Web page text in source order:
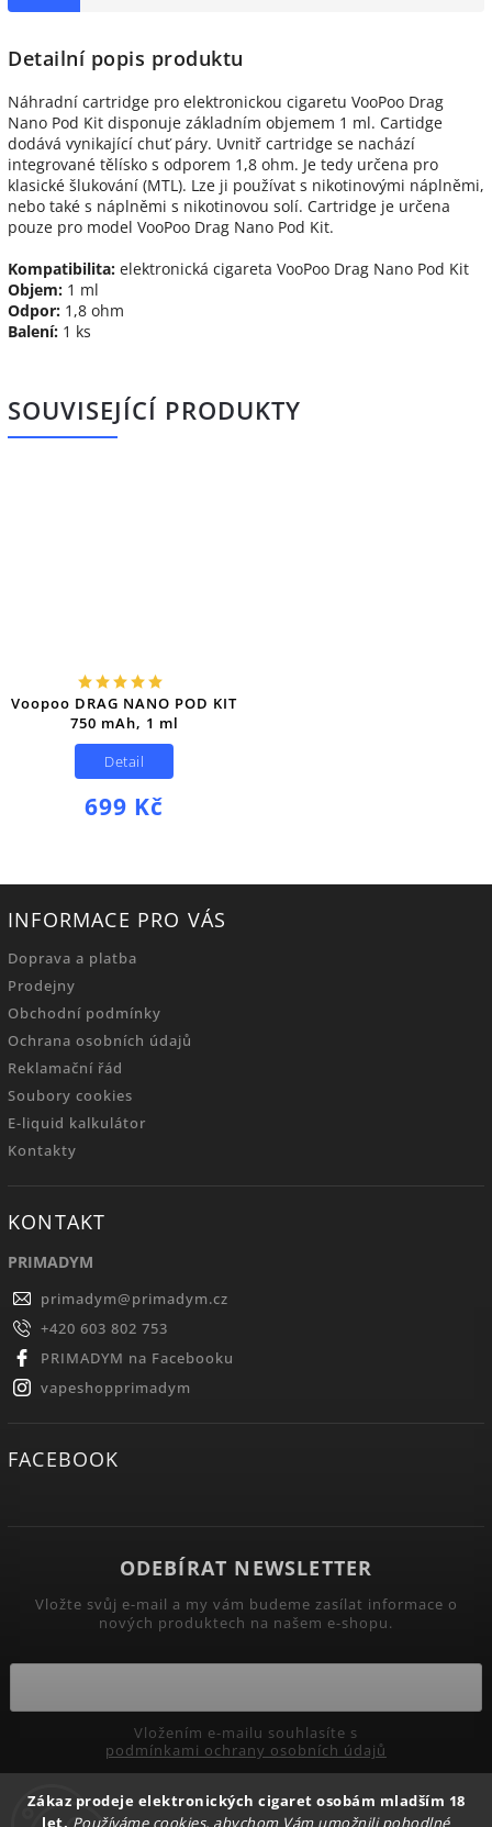
Zákaz prodeje elektronických cigaret osobám mladším 18
let. Používáme cookies, abychom Vám umožnili pohodlné
Detailní popis produktu
Náhradní cartridge pro elektronickou cigaretu VooPoo Drag
Nano Pod Kit disponuje základním objemem 1 ml. Cartidge
dodává vynikající chuť páry. Uvnitř cartridge se nachází
integrované tělísko s odporem 1,8 ohm. Je tedy určena pro
klasické šlukování (MTL). Lze ji používat s nikotinovými náplněmi,
nebo také s náplněmi s nikotinovou solí. Cartridge je určena
pouze pro model VooPoo Drag Nano Pod Kit.
Kompatibilita: elektronická cigareta VooPoo Drag Nano Pod Kit
Objem: 1 ml
Odpor: 1,8 ohm
Balení: 1 ks
SOUVISEJÍCÍ PRODUKTY
Voopoo DRAG NANO POD KIT
750 mAh, 1 ml
699 Kč
Detail
INFORMACE PRO VÁS
Doprava a platba
Prodejny
Obchodní podmínky
Ochrana osobních údajů
Reklamační řád
Soubory cookies
E-liquid kalkulátor
Kontakty
KONTAKT
PRIMADYM
primadym@primadym.cz
+420 603 802 753
PRIMADYM na Facebooku
vapeshopprimadym
FACEBOOK
ODEBÍRAT NEWSLETTER
Vložte svůj e-mail a my vám budeme zasílat informace o
nových produktech na našem e-shopu.
podmínkami ochrany osobních údajů
Přihlásit se